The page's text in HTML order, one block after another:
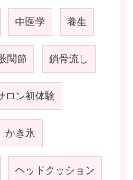
中医学 養生
股関節 鎖骨流し
ロン初体験
かき氷
ヘッドクッション